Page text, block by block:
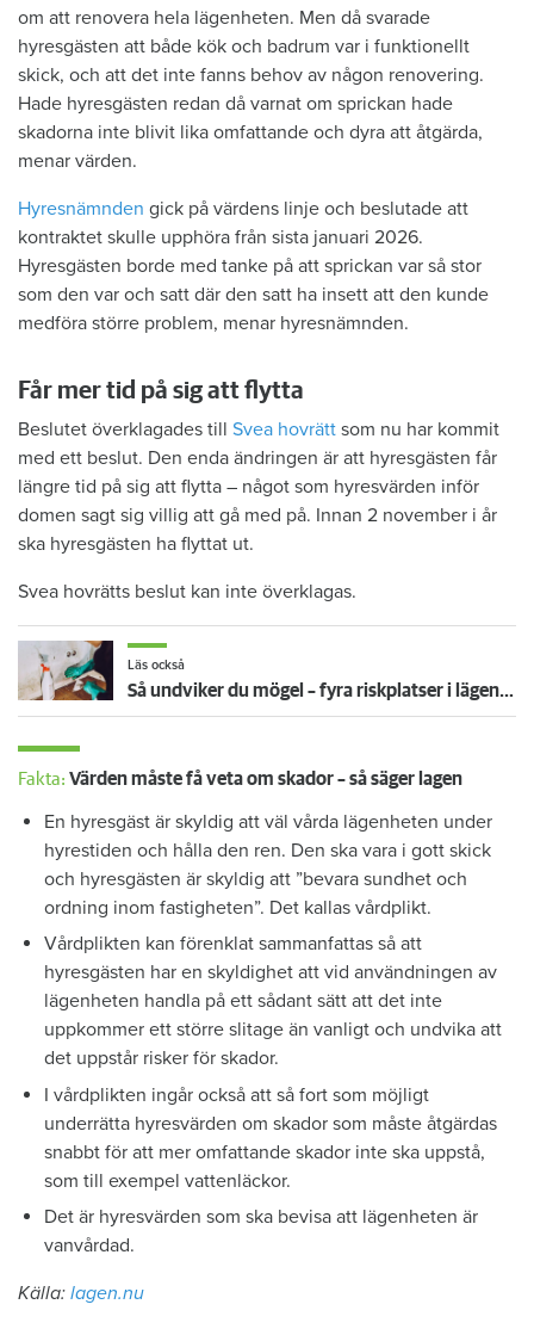
om att renovera hela lägenheten. Men då svarade
hyresgästen att både kök och badrum var i funktionellt
skick, och att det inte fanns behov av någon renovering.
Hade hyresgästen redan då varnat om sprickan hade
skadorna inte blivit lika omfattande och dyra att åtgärda,
menar värden.
Hyresnämnden gick på värdens linje och beslutade att
kontraktet skulle upphöra från sista januari 2026.
Hyresgästen borde med tanke på att sprickan var så stor
som den var och satt där den satt ha insett att den kunde
medföra större problem, menar hyresnämnden.
Får mer tid på sig att flytta
Beslutet överklagades till Svea hovrätt som nu har kommit
med ett beslut. Den enda ändringen är att hyresgästen får
längre tid på sig att flytta – något som hyresvärden inför
domen sagt sig villig att gå med på. Innan 2 november i år
ska hyresgästen ha flyttat ut.
Svea hovrätts beslut kan inte överklagas.
Läs också
Så undviker du mögel – fyra riskplatser i lägenheten: ”Måste städa bort”
Fakta: Värden måste få veta om skador – så säger lagen
En hyresgäst är skyldig att väl vårda lägenheten under
hyrestiden och hålla den ren. Den ska vara i gott skick
och hyresgästen är skyldig att ”bevara sundhet och
ordning inom fastigheten”. Det kallas vårdplikt.
Vårdplikten kan förenklat sammanfattas så att
hyresgästen har en skyldighet att vid användningen av
lägenheten handla på ett sådant sätt att det inte
uppkommer ett större slitage än vanligt och undvika att
det uppstår risker för skador.
I vårdplikten ingår också att så fort som möjligt
underrätta hyresvärden om skador som måste åtgärdas
snabbt för att mer omfattande skador inte ska uppstå,
som till exempel vattenläckor.
Det är hyresvärden som ska bevisa att lägenheten är
vanvårdad.
Källa: lagen.nu